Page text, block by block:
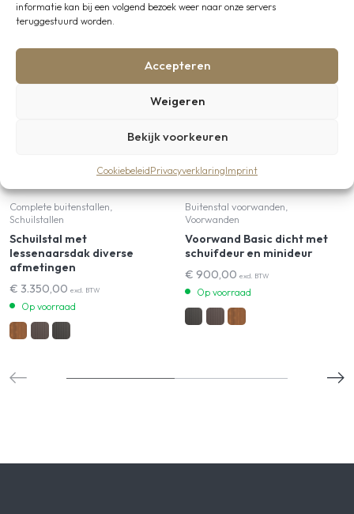
informatie kan bij een volgend bezoek weer naar onze servers
teruggestuurd worden.
Accepteren
Weigeren
Bekijk voorkeuren
CookiebeleidPrivacyverklaringImprint
Complete buitenstallen,
Schuilstallen
Schuilstal met
lessenaarsdak diverse
afmetingen
€ 3.350,00 excl. BTW
Op voorraad
Buitenstal voorwanden,
Voorwanden
Voorwand Basic dicht met
schuifdeur en minideur
€ 900,00 excl. BTW
Op voorraad